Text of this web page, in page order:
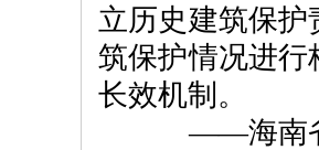
立历史建筑保
筑保护情况进
长效机制。
——海南省